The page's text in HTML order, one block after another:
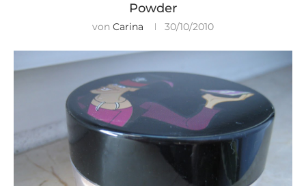
Powder
von Carina 30/10/2010